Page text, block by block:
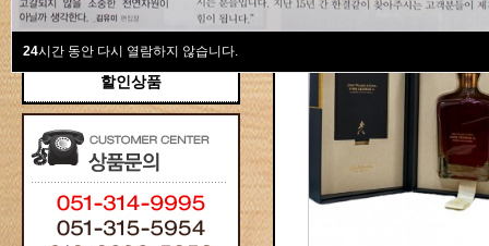
24시간 동안 다시 열람하지 않습니다.
와인
선물용
할인상품